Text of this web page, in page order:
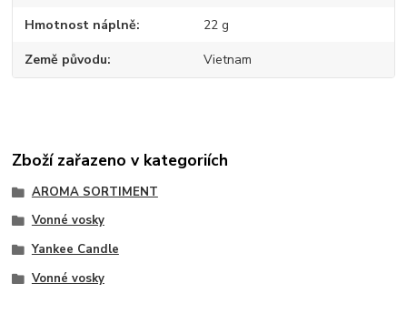
Hmotnost náplně 22 g
Země původu Vietnam
Zboží zařazeno v kategoriích
AROMA SORTIMENT
Vonné vosky
Yankee Candle
Vonné vosky